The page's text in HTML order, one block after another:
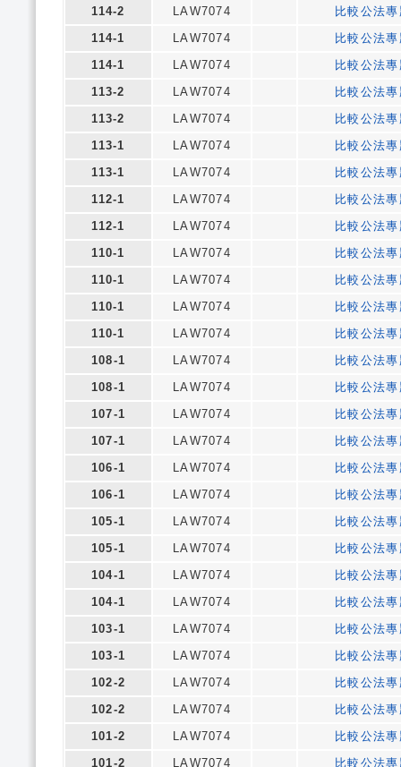
114-2
LAW7074
比較公法
114-1
LAW7074
比較公法
114-1
LAW7074
比較公法
113-2
LAW7074
比較公法
113-2
LAW7074
比較公法
113-1
LAW7074
比較公法
113-1
LAW7074
比較公法
112-1
LAW7074
比較公法
112-1
LAW7074
比較公法
110-1
LAW7074
比較公法
110-1
LAW7074
比較公法
110-1
LAW7074
比較公法
110-1
LAW7074
比較公法
108-1
LAW7074
比較公法
108-1
LAW7074
比較公法
107-1
LAW7074
比較公法
107-1
LAW7074
比較公法
106-1
LAW7074
比較公法
106-1
LAW7074
比較公法
105-1
LAW7074
比較公法
105-1
LAW7074
比較公法
104-1
LAW7074
比較公法
104-1
LAW7074
比較公法
103-1
LAW7074
比較公法
103-1
LAW7074
比較公法
102-2
LAW7074
比較公法
102-2
LAW7074
比較公法
101-2
LAW7074
比較公法
101-2
LAW7074 比較公法